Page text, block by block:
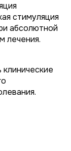
стимуляция
абсолютной
лечения.